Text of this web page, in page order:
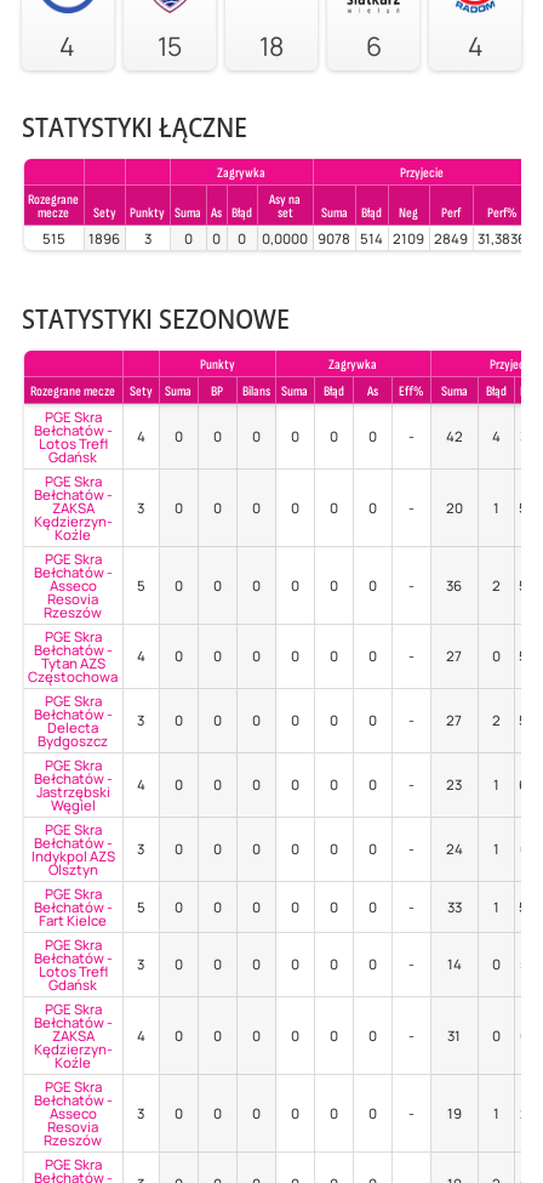
4 15 18 6 4
STATYSTYKI ŁĄCZNE
Zagrywka
Przyjecie
Rozegrane
mecze
Sety Punkty Suma As Błąd
Asy na
set
Suma Błąd Neg Perf Perf%
515 1896 3 0 0 0 0,0000 9078 514 2109 2849 31,3836
STATYSTYKI SEZONOWE
Punkty Zagrywka
Przyjecie
Rozegrane mecze
Sety Suma BP Bilans Suma Błąd As Eff% Suma Błąd
PGE Skra
Bełchatów -
Lotos Trefl
Gdańsk
4 0 0 0 0 0 0 - 42 4
PGE Skra
Bełchatów -
ZAKSA
Kędzierzyn-
Koźle
3 0 0 0 0 0 0 - 20 1
PGE Skra
Bełchatów -
Asseco
Resovia
Rzeszów
5 0 0 0 0 0 0 - 36 2
PGE Skra
Bełchatów -
Tytan AZS
Częstochowa
4 0 0 0 0 0 0 - 27 0
PGE Skra
Bełchatów -
Delecta
Bydgoszcz
3 0 0 0 0 0 0 - 27 2
PGE Skra
Bełchatów -
Jastrzębski
Węgiel
4 0 0 0 0 0 0 - 23 1
PGE Skra
Bełchatów -
Indykpol AZS
Olsztyn
3 0 0 0 0 0 0 - 24 1
PGE Skra
Bełchatów -
Fart Kielce
5 0 0 0 0 0 0 - 33 1
PGE Skra
Bełchatów -
Lotos Trefl
Gdańsk
3 0 0 0 0 0 0 - 14 0
PGE Skra
Bełchatów -
ZAKSA
Kędzierzyn-
Koźle
4 0 0 0 0 0 0 - 31 0
PGE Skra
Bełchatów -
Asseco
Resovia
Rzeszów
3 0 0 0 0 0 0 - 19 1
PGE Skra
Bełchatów -